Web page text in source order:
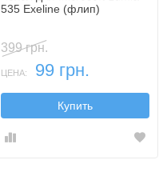
535 Exeline (флип)
399 грн.
ЦЕНА: 99 грн.
Купить